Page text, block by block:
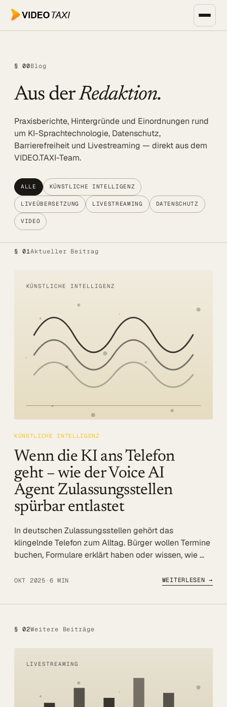
EVENTS & MEDIEN
Live-Untertitelung
Livestreaming
Transkription
Translator
Alle Lösungen
SITZUNGSBETRIEB DIGITAL
Summaries
Voice AI Agents
Live-Untertitelung
Barrierefreiheit
Über uns
Referenzen
Mehr
UNTERNEHMEN
Über uns
DSGVO
Barrierefreiheit
§ 00Blog
Aus derRedaktion.
Praxisberichte, Hintergründe und Einordnungen rund
um KI-Sprachtechnologie, Datenschutz,
Barrierefreiheit und Livestreaming — direkt aus dem
VIDEO.TAXI-Team.
ALLE KÜNSTLICHE INTELLIGENZ
LIVEÜBERSETZUNG LIVESTREAMING DATENSCHUTZ
VIDEO
§ 01Aktueller Beitrag
KÜNSTLICHE INTELLIGENZ
KÜNSTLICHE INTELLIGENZ
Wenn die KI ans Telefon
geht – wie der Voice AI
Agent Zulassungsstellen
spürbar entlastet
In deutschen Zulassungsstellen gehört das
klingelnde Telefon zum Alltag. Bürger wollen Termine
buchen, Formulare erklärt haben oder wissen, wie …
OKT 2025 ·6 MIN WEITERLESEN →
§ 02Weitere Beiträge
LIVESTREAMING